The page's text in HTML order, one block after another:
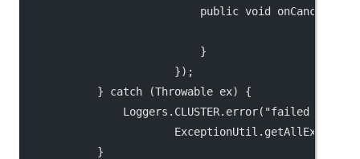
                            public void onCancel() {
                            }
                        });
            } catch (Throwable ex) {
Loggers.CLUSTER.error("failed to
            }